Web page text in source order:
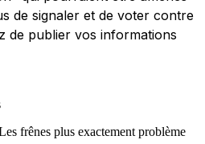
de signaler et de voter contre
de publier vos informations